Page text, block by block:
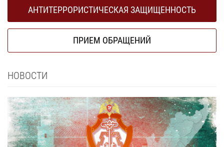
АНТИТЕРРОРИСТИЧЕСКАЯ ЗАЩИЩЕННОСТЬ
ПРИЕМ ОБРАЩЕНИЙ
НОВОСТИ